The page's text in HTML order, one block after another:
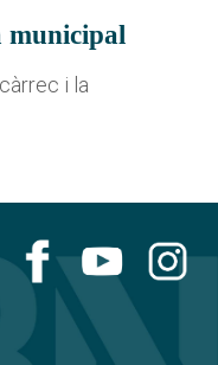
municipal
i la